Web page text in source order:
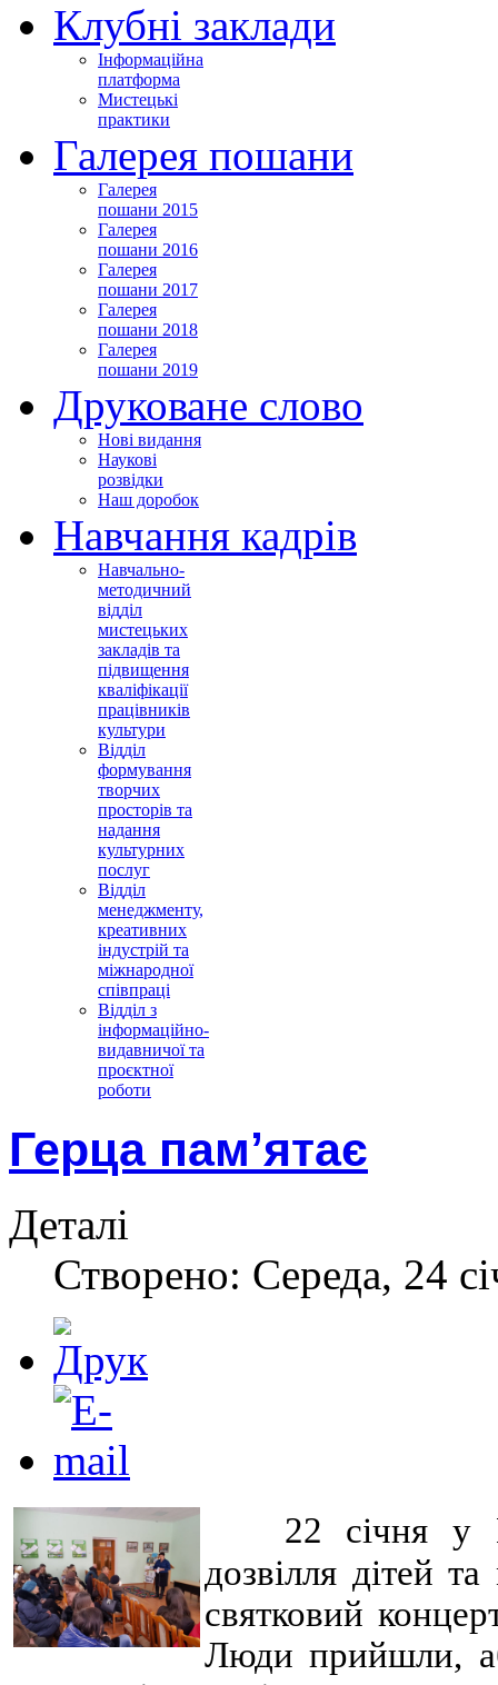
Клубні заклади
Інформаційна
платформа
Мистецькі
практики
Галерея пошани
Галерея
пошани 2015
Галерея
пошани 2016
Галерея
пошани 2017
Галерея
пошани 2018
Галерея
пошани 2019
Друковане слово
Нові видання
Наукові
розвідки
Наш доробок
Навчання кадрів
Навчально-
методичний
відділ
мистецьких
закладів та
підвищення
кваліфікації
працівників
культури
Відділ
формування
творчих
просторів та
надання
культурних
послуг
Відділ
менеджменту,
креативних
індустрій та
міжнародної
співпраці
Відділ з
інформаційно-
видавничої та
проєктної
роботи
Герца пам’ятає
Деталі
Створено: Середа, 24
22 січня у
дозвілля дітей
святковий
Люди прийшли,